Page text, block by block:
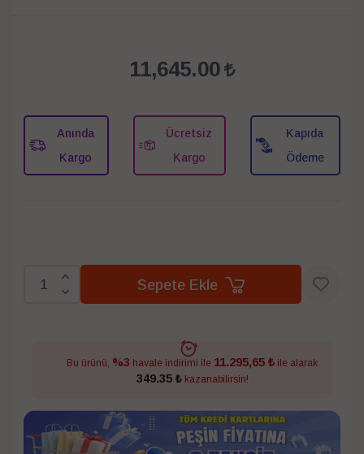
11,645.00
Anında
Kargo
Ücretsiz
Kargo
Kapıda
Ödeme
Sepete Ekle
Bu ürünü, %3 havale indirimi ile 11.295,65 ₺ ile alarak
349.35 ₺kazanabilirsin!